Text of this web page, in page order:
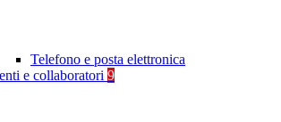
Telefono e posta elettronica
e collaboratori 9